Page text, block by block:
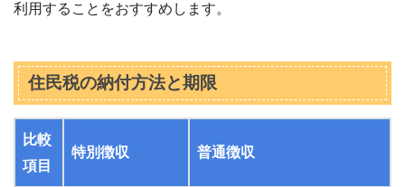
利用することをおすすめします。
住民税の納付方法と期限
比較
項目
特別徴収 普通徴収